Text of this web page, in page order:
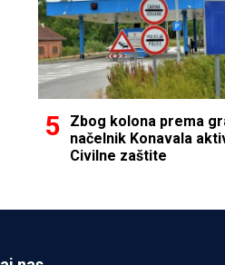
Zbog kolona prema
načelnik Konavala
Civilne zaštite